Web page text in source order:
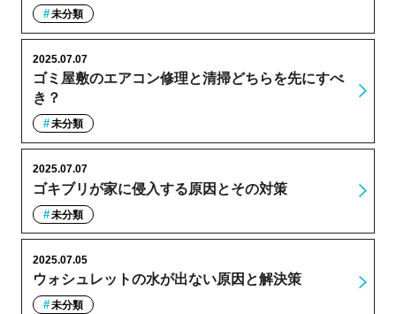
未分類
ゴミ屋敷のエアコン修理と清掃どちらを先にすべ
き？
2025.07.07
未分類
ゴキブリが家に侵入する原因とその対策
2025.07.07
未分類
ウォシュレットの水が出ない原因と解決策
2025.07.05
未分類